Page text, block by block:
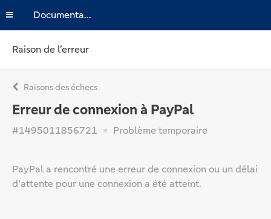
Documentation
Raison de l’erreur
Raisons des échecs
Erreur de connexion à PayPal
#1495011856721 Problème temporaire
PayPal a rencontré une erreur de connexion ou un délai
d'attente pour une connexion a été atteint.